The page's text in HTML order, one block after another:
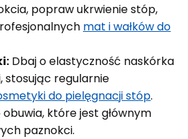
popraw ukrwienie stóp,
mat i wałków do
Dbaj o elastyczność naskórka
stosując regularnie
do pielęgnacji stóp.
obuwia, które jest głównym
paznokci.